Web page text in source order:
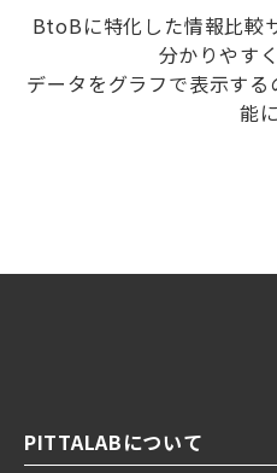
BtoBに特化した情報比較
分かりやす
データをグラフで表示す
能
PITTALABについて